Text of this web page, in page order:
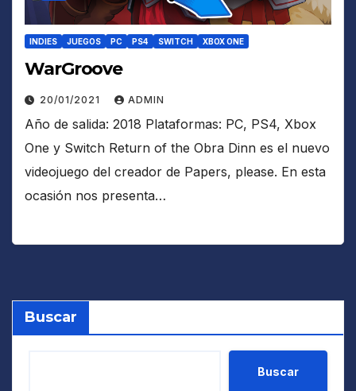
INDIES JUEGOS PC PS4 SWITCH XBOX ONE
WarGroove
20/01/2021 ADMIN
Año de salida: 2018 Plataformas: PC, PS4, Xbox
One y Switch Return of the Obra Dinn es el nuevo
videojuego del creador de Papers, please. En esta
ocasión nos presenta…
Buscar
Buscar